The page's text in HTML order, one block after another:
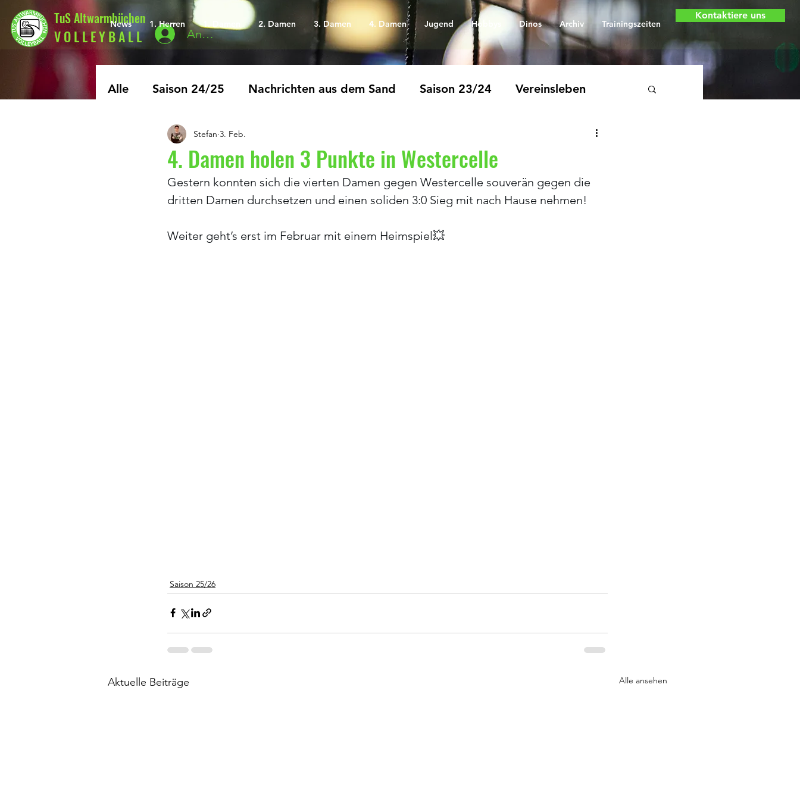
TuS Altwarmbüchen
V O L L E Y B A L L Anmelden
News 1. Herren 1. Damen 2. Damen 3. Damen 4. Damen Jugend Hobbys Dinos Archiv Trainingszeiten
Kontaktiere uns
Alle Saison 24/25 Nachrichten aus dem Sand Saison 23/24 Vereinsleben
Saison 25/26
4. Damen holen 3 Punkte in Westercelle
Stefan 3. Feb.
Gestern konnten sich die vierten Damen gegen Westercelle souverän gegen die
dritten Damen durchsetzen und einen soliden 3:0 Sieg mit nach Hause nehmen!
Weiter geht’s erst im Februar mit einem Heimspiel💥
Saison 25/26
Aktuelle Beiträge Alle ansehen